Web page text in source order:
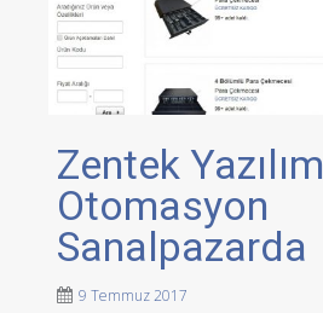
Zentek Yazılım
Otomasyon
Sanalpazarda
9 Temmuz 2017